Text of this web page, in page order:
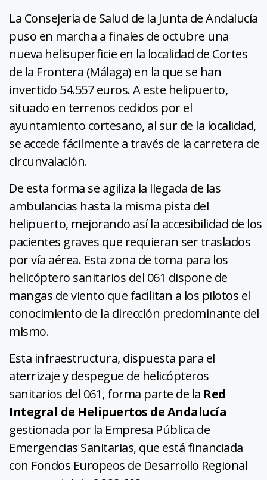
La Consejería de Salud de la Junta de Andalucía
puso en marcha a finales de octubre una
nueva helisuperficie en la localidad de Cortes
de la Frontera (Málaga) en la que se han
invertido 54.557 euros. A este helipuerto,
situado en terrenos cedidos por el
ayuntamiento cortesano, al sur de la localidad,
se accede fácilmente a través de la carretera de
circunvalación.
De esta forma se agiliza la llegada de las
ambulancias hasta la misma pista del
helipuerto, mejorando así la accesibilidad de los
pacientes graves que requieran ser traslados
por vía aérea. Esta zona de toma para los
helicóptero sanitarios del 061 dispone de
mangas de viento que facilitan a los pilotos el
conocimiento de la dirección predominante del
mismo.
Esta infraestructura, dispuesta para el
aterrizaje y despegue de helicópteros
sanitarios del 061, forma parte de la Red
Integral de Helipuertos de Andalucía
gestionada por la Empresa Pública de
Emergencias Sanitarias, que está financiada
con Fondos Europeos de Desarrollo Regional